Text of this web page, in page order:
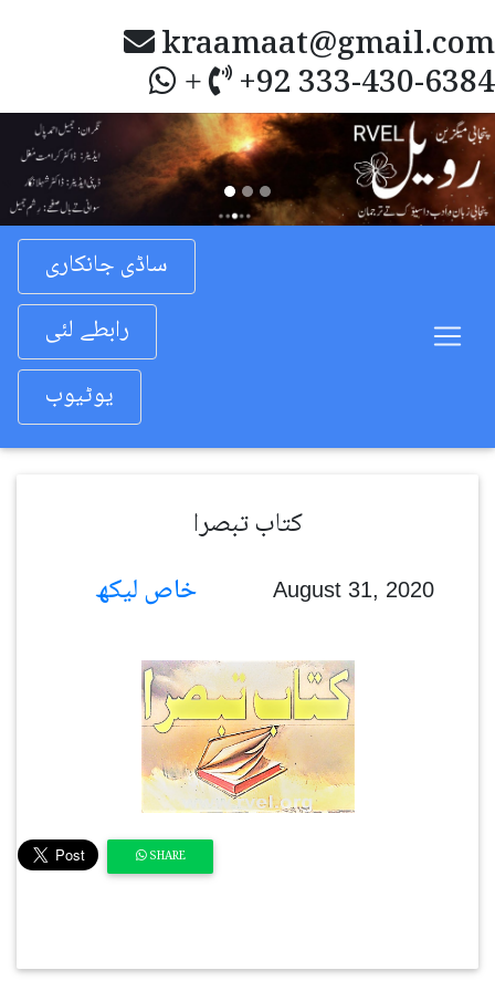
kraamaat@gmail.com
+ +92 333-430-6384
Previous
ساڈی جانکاری
رابطے لئی
یوٹیوب
کتاب تبصرا
August 31, 2020
SHARE